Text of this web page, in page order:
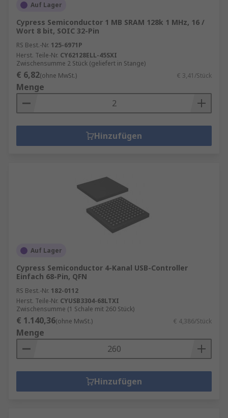
Auf Lager
Cypress Semiconductor 1 MB SRAM 128k 1 MHz, 16 /
Wort 8 bit, SOIC 32-Pin
RS Best.-Nr. 125-6971P
Herst. Teile-Nr. CY62128ELL-45SXI
Zwischensumme 2 Stück (geliefert in Stange)
€ 6,82(ohne MwSt.) € 3,41/Stück
Menge
Hinzufügen
Auf Lager
Cypress Semiconductor 4-Kanal USB-Controller
Einfach 68-Pin, QFN
RS Best.-Nr. 182-0112
Herst. Teile-Nr. CYUSB3304-68LTXI
Zwischensumme (1 Schale mit 260 Stück)
€ 1.140,36(ohne MwSt.) € 4,386/Stück
Menge
Hinzufügen